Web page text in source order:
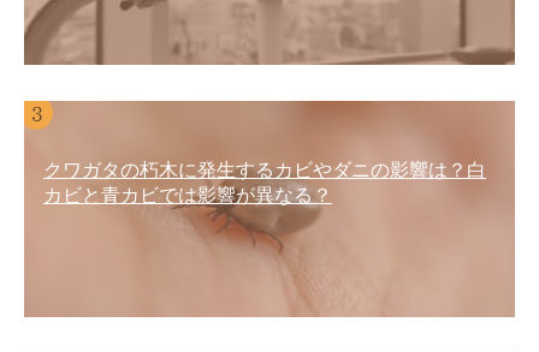
クワガタの朽木に発生するカビやダニの影響は？白
カビと青カビでは影響が異なる？